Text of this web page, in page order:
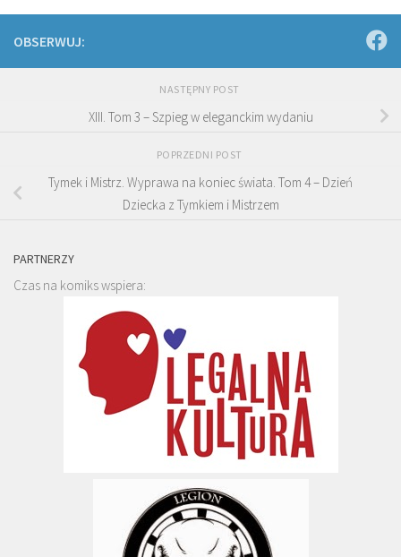
OBSERWUJ:
NASTĘPNY POST
XIII. Tom 3 – Szpieg w eleganckim wydaniu
POPRZEDNI POST
Tymek i Mistrz. Wyprawa na koniec świata. Tom 4 – Dzień
Dziecka z Tymkiem i Mistrzem
PARTNERZY
Czas na komiks wspiera: